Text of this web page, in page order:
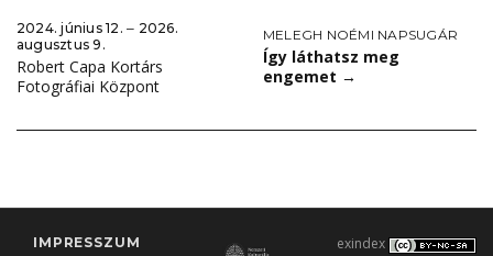
2024. június 12. ‒ 2026.
augusztus 9.
Robert Capa Kortárs
Fotográfiai Központ
MELEGH NOÉMI NAPSUGÁR
Így láthatsz meg
engemet →
IMPRESSZUM
exindex